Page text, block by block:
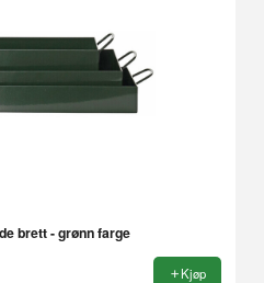
brett - grønn farge
Kjøp